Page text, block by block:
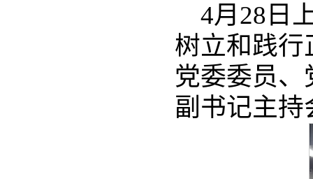
4月28日
树立和践行
党委委员
副书记主持